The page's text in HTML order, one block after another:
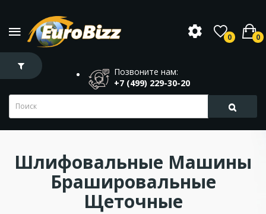
0 0
Позвоните нам:
+7 (499) 229-30-20
Шлифовальные Машины
Брашировальные
Щеточные